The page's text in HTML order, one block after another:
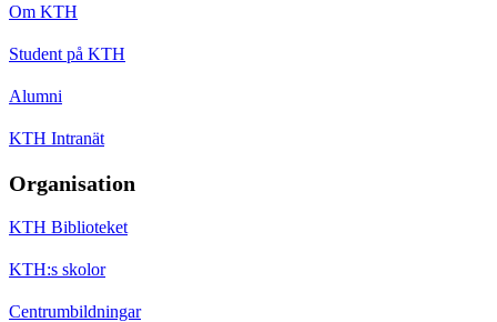
Om KTH
Student på KTH
Alumni
KTH Intranät
Organisation
KTH Biblioteket
KTH:s skolor
Centrumbildningar